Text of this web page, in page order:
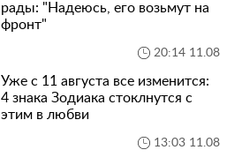
рады: "Надеюсь, его возьмут на
фронт"
20:14 11.08
Уже с 11 августа все изменится:
4 знака Зодиака стоклнутся с
этим в любви
13:03 11.08